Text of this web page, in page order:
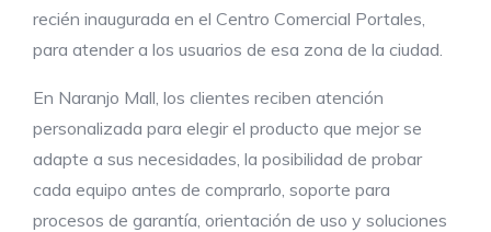
recién inaugurada en el Centro Comercial Portales,
para atender a los usuarios de esa zona de la ciudad.
En Naranjo Mall, los clientes reciben atención
personalizada para elegir el producto que mejor se
adapte a sus necesidades, la posibilidad de probar
cada equipo antes de comprarlo, soporte para
procesos de garantía, orientación de uso y soluciones